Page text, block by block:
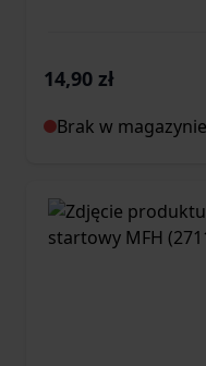
14,90 zł
Brak w magazynie